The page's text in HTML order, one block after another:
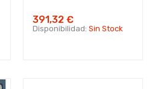
391,32 €
Disponibilidad: Sin Stock